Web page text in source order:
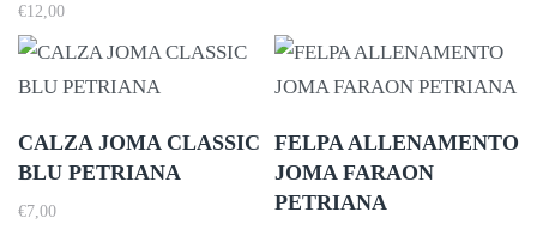
€12,00
CALZA JOMA CLASSIC
BLU PETRIANA
€7,00
FELPA ALLENAMENTO
JOMA FARAON
PETRIANA